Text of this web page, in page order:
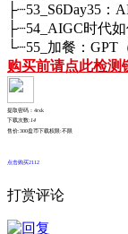
├┈53_S6Day35：
├┈54_AIGC时代
└┈55_加餐：GPT
购买前请点此检测
提取密码：4rxk
下载次数:14
售价:300盘币下载权限:不限
点击购买2112
打赏评论